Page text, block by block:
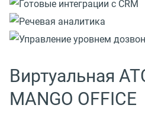
Виртуальная
MANGO OFFICE